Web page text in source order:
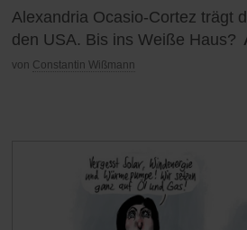
Alexandria Ocasio-Cortez trägt
den USA. Bis ins Weiße Haus?
von Constantin Wißmann